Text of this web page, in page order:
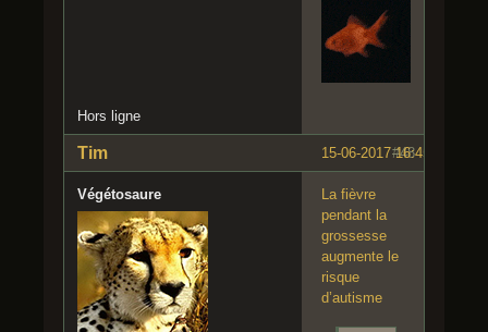
Hors ligne
#48
15-06-2017 16:45:52
Tim
Végétosaure
La fièvre
pendant la
grossesse
augmente le
risque
d’autisme